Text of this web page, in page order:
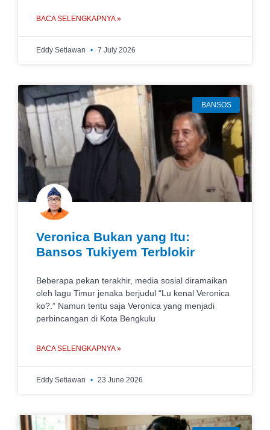
BACA SELENGKAPNYA »
Eddy Setiawan 7 July 2026
BANSOS
Veronica Bukan yang Itu:
Bansos Tukiyem Terblokir
Beberapa pekan terakhir, media sosial diramaikan
oleh lagu Timur jenaka berjudul “Lu kenal Veronica
ko?.” Namun tentu saja Veronica yang menjadi
perbincangan di Kota Bengkulu
BACA SELENGKAPNYA »
Eddy Setiawan 23 June 2026